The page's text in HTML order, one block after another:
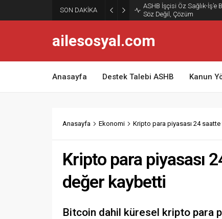
SON DAKİKA
ASHB İşçisi Öz Sağlık-İş’e
Söz Değil, Çözüm
ailesosyal.com
Anasayfa Destek Talebi ASHB Kanun
Anasayfa Ekonomi Kripto para piyasası 24
Kripto para piyasası
değer kaybetti
Bitcoin dahil küresel kripto para